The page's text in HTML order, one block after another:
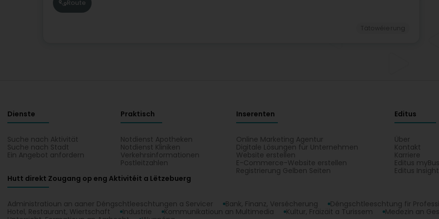
Route
Dienste
Suche nach Aktivität
Suche nach Stadt
Ein Angebot anfordern
Praktisch
Notdienst Apotheken
Notdienst Kliniken
Verkehrsinformationen
Postleitzahlen
Inserenten
Online Marketing Agentur
Digitale Lösungen für Unternehmen
Website erstellen
E-Commerce-Website erstellen
Registrierung Gelben Seiten
Editus
Über
Kontakt
Karriere
Editus
Editus Insight
Hutt direkt Zougang op eng Aktivitéit a Lëtzebuerg
Administratioun an aaner Déngschtleeschtungen a Servicer Bank, Finanz, Versécherung Déngschtleeschtung fir
Hotel, Restaurant, Wiertschaft
Industrie Kommunikatioun an Multimedia Kultur, Fräizäit a Turissem Medezin an